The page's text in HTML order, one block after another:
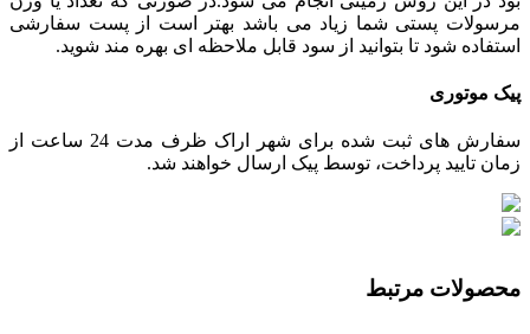
مرسولات پستی شما زیاد می باشد بهتر است از پست سفارشی
استفاده شود تا بتوانید از سود قابل ملاحظه ای بهره مند شوید.
پیک موتوری
سفارش های ثبت شده برای شهر اراک ظرف مدت 24 ساعت از
زمان تایید پرداخت، توسط پیک ارسال خواهند شد.
محصولات مرتبط